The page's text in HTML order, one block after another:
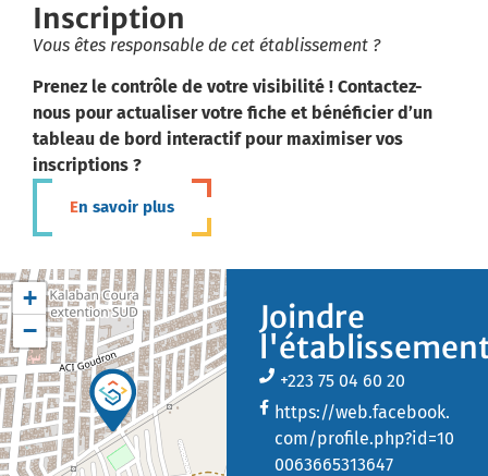
Inscription
Vous êtes responsable de cet établissement ?
Prenez le contrôle de votre visibilité ! Contactez-
nous pour actualiser votre fiche et bénéficier d’un
tableau de bord interactif pour maximiser vos
inscriptions ?
En savoir plus
+
−
Joindre
+223 75 04 60 20
https://web.facebook.
com/profile.php?id=10
0063665313647